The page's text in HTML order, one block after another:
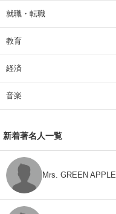
就職・転職
教育
経済
音楽
新着著名人一覧
Mrs. GREEN APPLE